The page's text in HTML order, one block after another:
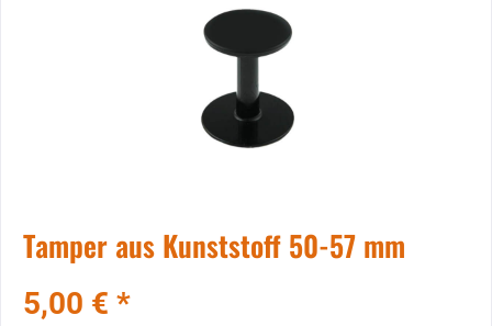
Tamper aus Kunststoff 50-57 mm
5,00 € *